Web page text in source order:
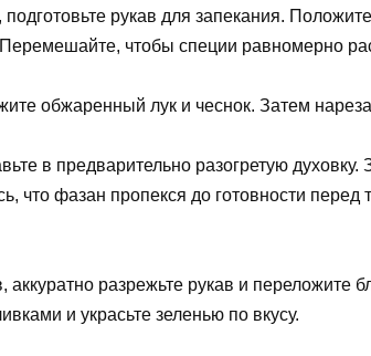
рукав для запекания.
чтобы специи равномерно
обжаренный лук и чеснок. Затем
в предварительно разогретую духовку.
что фазан пропекся до готовности перед
аккуратно разрежьте рукав и переложите
и украсьте зеленью по вкусу.